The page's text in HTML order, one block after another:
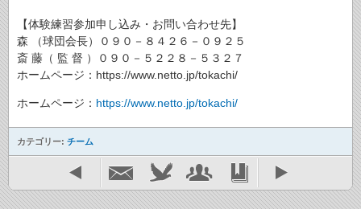
【体験練習参加申し込み・お問い合わせ先】
森 （球団会長）０９０－８４２６－０９２５
斎 藤（ 監 督 ）０９０－５２２８－５３２７
ホームページ：https://www.netto.jp/tokachi/
ホームページ： https://www.netto.jp/tokachi/
カテゴリー: チーム